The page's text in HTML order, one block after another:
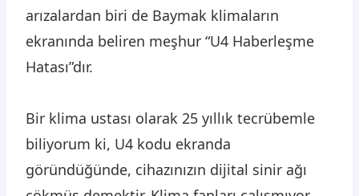
arızalardan biri de Baymak klimaların
ekranında beliren meşhur “U4 Haberleşme
Hatası”dır.
Bir klima ustası olarak 25 yıllık tecrübemle
biliyorum ki, U4 kodu ekranda
göründüğünde, cihazınızın dijital sinir ağı